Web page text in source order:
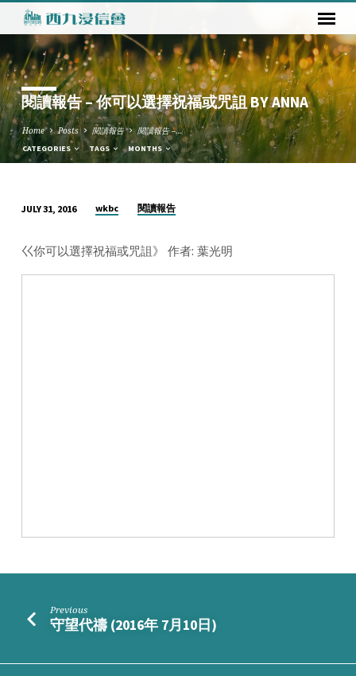
閱讀報告 – 你可以選擇祝福或咒詛 BY ANNA
Home Posts 閱讀報告 閱讀報告 –…
CATEGORIES TAGS MONTHS
讀
報
ANNA
JULY 31, 2016 wkbc 閱讀報告
巜你可以選擇祝福或咒詛》 作者: 葉光明
Previous
守望代禱 (2016年 7月10日)